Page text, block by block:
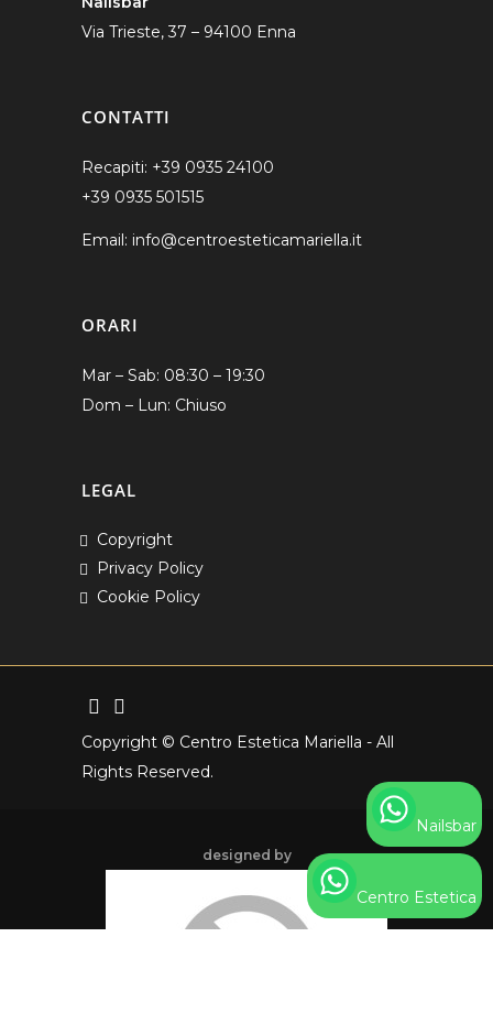
Nailsbar
Centro Estetica
Via Trieste, 37 – 94100 Enna
CONTATTI
Recapiti: +39 0935 24100
+39 0935 501515
Email: info@centroesteticamariella.it
ORARI
Mar – Sab: 08:30 – 19:30
Dom – Lun: Chiuso
LEGAL
Copyright
Privacy Policy
Cookie Policy
Copyright © Centro Estetica Mariella - All
Rights Reserved.
designed by